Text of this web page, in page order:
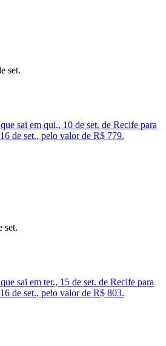
set.
sai em qui., 10 de set. de Recife para
de set., pelo valor de R$ 779.
set.
sai em ter., 15 de set. de Recife para
de set., pelo valor de R$ 803.